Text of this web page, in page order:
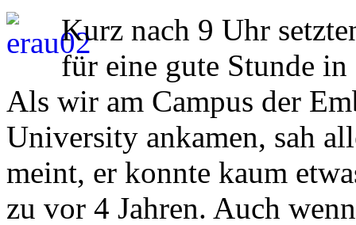
Kurz nach 9 Uhr
für eine gute Stunde
Als wir am Campus der
University ankamen, sah
meint, er konnte kaum
zu vor 4 Jahren. Auch